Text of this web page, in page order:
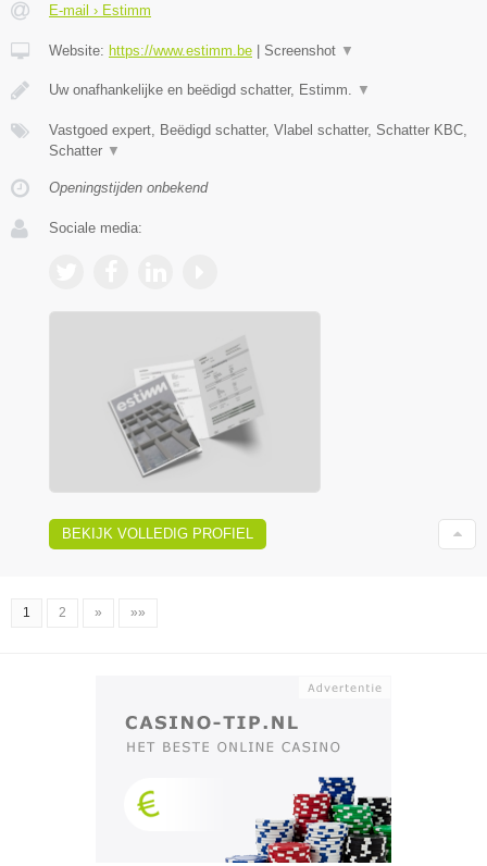
E-mail › Estimm
Website: https://www.estimm.be Screenshot ▼
Uw onafhankelijke en beëdigd schatter, Estimm. ▼
Vastgoed expert, Beëdigd schatter, Vlabel schatter, Schatter KBC,
Schatter ▼
Openingstijden onbekend
Sociale media:
BEKIJK VOLLEDIG PROFIEL
1 2 » »»